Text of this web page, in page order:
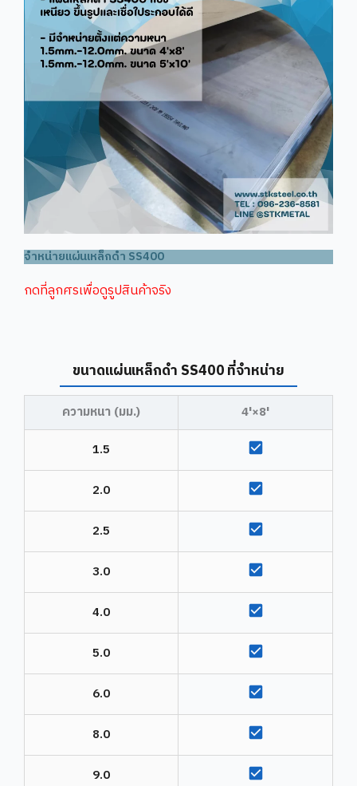
จำหน่ายแผ่นเหล็กดำ SS400
กดที่ลูกศรเพื่อดูรูปสินค้าจริง
ขนาดแผ่นเหล็กดำ SS400 ที่จำหน่าย
ความหนา (มม.)
4'×8'
1.5
2.0
2.5
3.0
4.0
5.0
6.0
8.0
9.0